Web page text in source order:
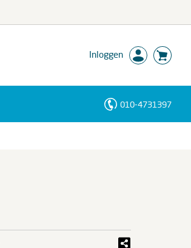
Inloggen
010-4731397